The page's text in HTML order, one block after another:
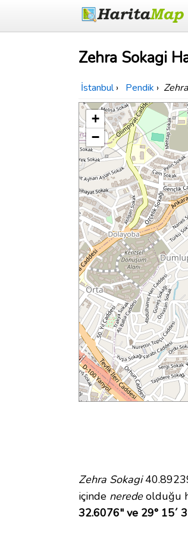
Zehra Sokagi
İstanbul › Pendik ›
+
−
Zehra Sokagi
içinde neredeolduğu
32.6076" ve 29° 15´